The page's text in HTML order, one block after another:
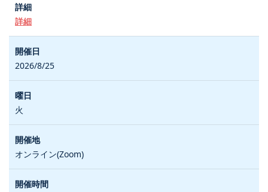
詳細
2026/8/25
火
オンライン(Zoom)